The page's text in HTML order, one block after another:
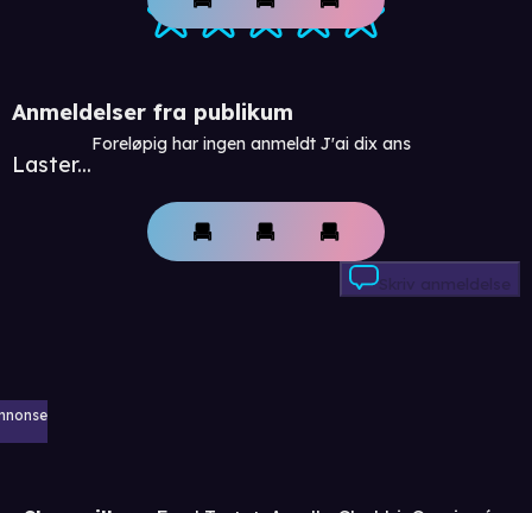
Anmeldelser fra publikum
Laster...
Foreløpig har ingen anmeldt J'ai dix ans
Skriv anmeldelse